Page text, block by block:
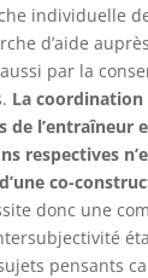
individuelle
d’aide
par la
La coordination
de l’entraîneur
respectives
co-
donc une
pensants